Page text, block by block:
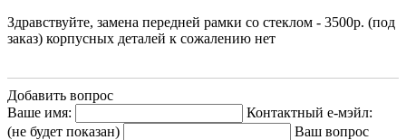
Здравствуйте, замена передней рамки со стеклом - 3500р. (под
заказ) корпусных деталей к сожалению нет
Добавить вопрос
Ваше имя:
Контактный е-мэйл:
(не будет показан)
Ваш вопрос